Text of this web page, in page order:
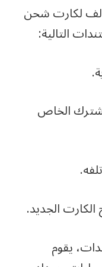
لكارت شحن
التالية:
الخاص
يقوم